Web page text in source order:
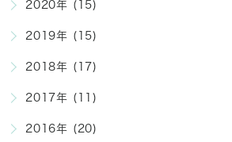
2020年 (15)
2019年 (15)
2018年 (17)
2017年 (11)
2016年 (20)